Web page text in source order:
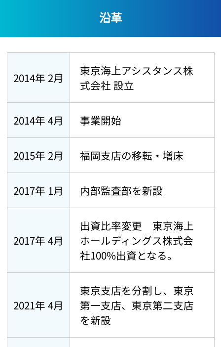
沿革
2014年 2月
東京海上アシスタンス株
式会社 設立
2014年 4月 事業開始
2015年 2月 福岡支店の移転・増床
2017年 1月 内部監査部を新設
2017年 4月
出資比率変更 東京海上
ホールディングス株式会
社100%出資となる。
2021年 4月
東京支店を分割し、東京
第一支店、東京第二支店
を新設